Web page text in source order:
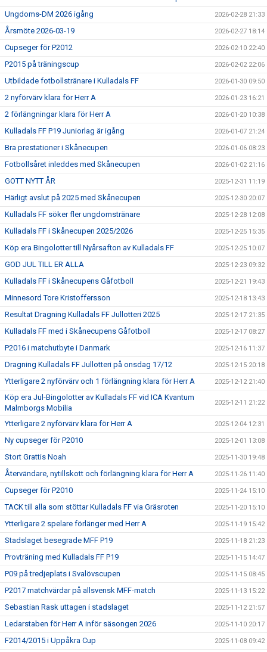
Ungdoms-DM 2026 igång 2026-02-28 21:33
Årsmöte 2026-03-19 2026-02-27 18:14
Cupseger för P2012 2026-02-10 22:40
P2015 på träningscup 2026-02-02 22:06
Utbildade fotbollstränare i Kulladals FF 2026-01-30 09:50
2 nyförvärv klara för Herr A 2026-01-23 16:21
2 förlängningar klara för Herr A 2026-01-20 10:38
Kulladals FF P19 Juniorlag är igång 2026-01-07 21:24
Bra prestationer i Skånecupen 2026-01-06 08:23
Fotbollsåret inleddes med Skånecupen 2026-01-02 21:16
GOTT NYTT ÅR 2025-12-31 11:19
Härligt avslut på 2025 med Skånecupen 2025-12-30 20:07
Kulladals FF söker fler ungdomstränare 2025-12-28 12:08
Kulladals FF i Skånecupen 2025/2026 2025-12-25 15:35
Köp era Bingolotter till Nyårsafton av Kulladals FF 2025-12-25 10:07
GOD JUL TILL ER ALLA 2025-12-23 09:32
Kulladals FF i Skånecupens Gåfotboll 2025-12-21 19:43
Minnesord Tore Kristoffersson 2025-12-18 13:43
Resultat Dragning Kulladals FF Jullotteri 2025 2025-12-17 21:35
Kulladals FF med i Skånecupens Gåfotboll 2025-12-17 08:27
P2016 i matchutbyte i Danmark 2025-12-16 11:37
Dragning Kulladals FF Jullotteri på onsdag 17/12 2025-12-15 20:18
Ytterligare 2 nyförvärv och 1 förlängning klara för Herr A 2025-12-12 21:40
Köp era Jul-Bingolotter av Kulladals FF vid ICA Kvantum
Malmborgs Mobilia
2025-12-11 21:22
Ytterligare 2 nyförvärv klara för Herr A 2025-12-04 12:31
Ny cupseger för P2010 2025-12-01 13:08
Stort Grattis Noah 2025-11-30 19:48
Återvändare, nytillskott och förlängning klara för Herr A 2025-11-26 11:40
Cupseger för P2010 2025-11-24 15:10
TACK till alla som stöttar Kulladals FF via Gräsroten 2025-11-20 15:10
Ytterligare 2 spelare förlänger med Herr A 2025-11-19 15:42
Stadslaget besegrade MFF P19 2025-11-18 21:23
Provträning med Kulladals FF P19 2025-11-15 14:47
P09 på tredjeplats i Svalövscupen 2025-11-15 08:45
P2017 matchvärdar på allsvensk MFF-match 2025-11-13 15:22
Sebastian Rask uttagen i stadslaget 2025-11-12 21:57
Ledarstaben för Herr A inför säsongen 2026 2025-11-10 20:17
F2014/2015 i Uppåkra Cup 2025-11-08 09:42